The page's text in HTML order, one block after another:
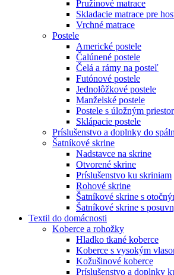
Pružinové matrace
Skladacie matrace pre
Vrchné matrace
Postele
Americké postele
Čalúnené postele
Čelá a rámy na posteľ
Futónové postele
Jednolôžkové postele
Manželské postele
Postele s úložným
Sklápacie postele
Príslušenstvo a doplnky do
Šatníkové skrine
Nadstavce na skrine
Otvorené skrine
Príslušenstvo ku skriniam
Rohové skrine
Šatníkové skrine s
Šatníkové skrine s
Textil do domácnosti
Koberce a rohožky
Hladko tkané koberce
Koberce s vysokým
Kožušinové koberce
Príslušenstvo a doplnky